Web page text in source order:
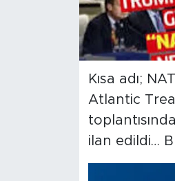
​Kısa adı;
Atlantic
ilan edildi…
EKONOMİ
KÜLTÜR SANAT
TARİHTEN GÜNÜMÜZE